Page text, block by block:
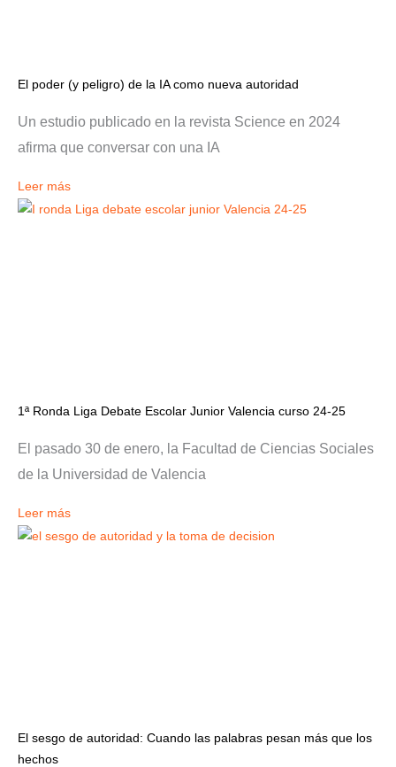
El poder (y peligro) de la IA como nueva autoridad
Un estudio publicado en la revista Science en 2024
afirma que conversar con una IA
Leer más
1ª Ronda Liga Debate Escolar Junior Valencia curso 24-25
El pasado 30 de enero, la Facultad de Ciencias Sociales
de la Universidad de Valencia
Leer más
El sesgo de autoridad: Cuando las palabras pesan más que los
hechos